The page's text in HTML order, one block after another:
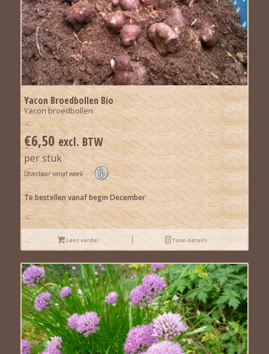
Yacon Broedbollen Bio
Yacon broedbollen
€6,50 excl. BTW
per stuk
Leverbaar vanaf week -
Te bestellen vanaf begin December
Lees verder Toon details